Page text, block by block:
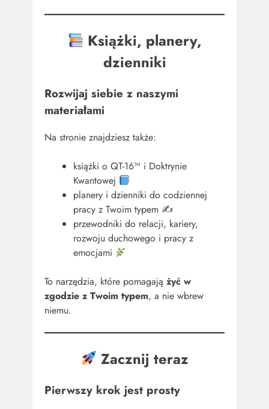
Książki, planery,
dzienniki
Rozwijaj siebie z naszymi
materiałami
Na stronie znajdziesz także:
książki o QT-16™ i Doktrynie
Kwantowej
planery i dzienniki do codziennej
pracy z Twoim typem ✍️
przewodniki do relacji, kariery,
rozwoju duchowego i pracy z
emocjami
To narzędzia, które pomagają żyć w
zgodzie z Twoim typem, a nie wbrew
niemu.
Zacznij teraz
Pierwszy krok jest prosty